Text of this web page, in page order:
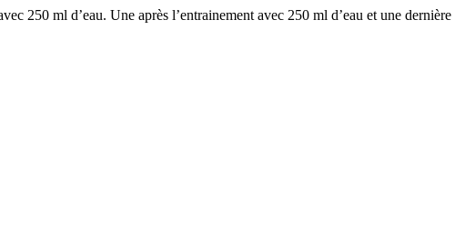
250 ml d’eau. Une après l’entrainement avec 250 ml d’eau et une dernière